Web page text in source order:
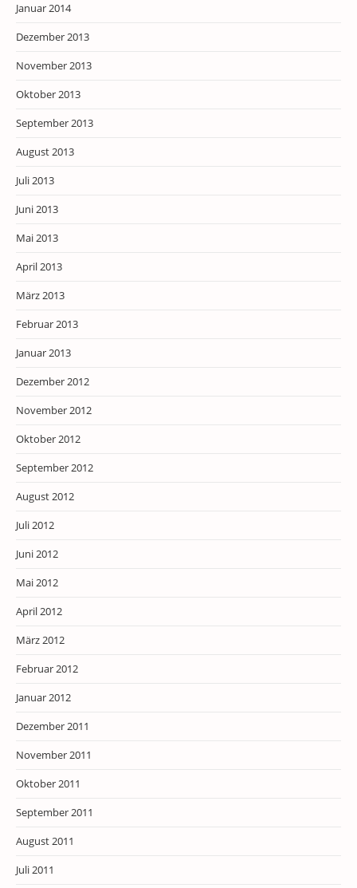
Januar 2014
Dezember 2013
November 2013
Oktober 2013
September 2013
August 2013
Juli 2013
Juni 2013
Mai 2013
April 2013
März 2013
Februar 2013
Januar 2013
Dezember 2012
November 2012
Oktober 2012
September 2012
August 2012
Juli 2012
Juni 2012
Mai 2012
April 2012
März 2012
Februar 2012
Januar 2012
Dezember 2011
November 2011
Oktober 2011
September 2011
August 2011
Juli 2011